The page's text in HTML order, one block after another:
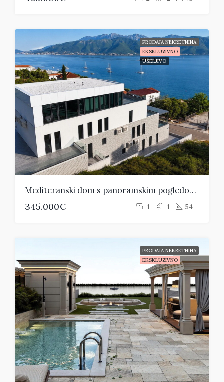
PRODAJA NEKRETNINA
EKSKLUZIVNO
USELJIVO
Mediteranski dom s panoramskim pogledom na more – Luštica, Tivat
345.000€ 1 1 54
PRODAJA NEKRETNINA
EKSKLUZIVNO